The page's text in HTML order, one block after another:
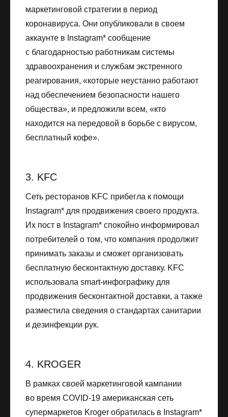
маркетинговой стратегии в период
коронавируса. Они опубликовали в своем
аккаунте в Instagram* сообщение
с благодарностью работникам системы
здравоохранения и службам экстренного
реагирования, «которые неустанно работают
над обеспечением безопасности нашего
общества», и предложили всем, «кто
находится на передовой в борьбе с вирусом,
бесплатный кофе».
3. KFC
Сеть ресторанов KFC прибегла к помощи
Instagram* для продвижения своего продукта.
Их пост в Instagram* спокойно информировал
потребителей о том, что компания продолжит
принимать заказы и сможет организовать
бесплатную бесконтактную доставку. KFC
использовала smart-инфографику для
продвижения бесконтактной доставки, а также
разместила сведения о стандартах санитарии
и дезинфекции рук.
4. KROGER
В рамках своей маркетинговой кампании
во время COVID-19 американская сеть
супермаркетов Kroger обратилась в Instagram*